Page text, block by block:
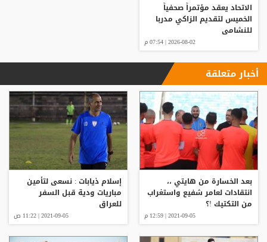
الاتحاد يعقد مؤتمراً صحفياً
الخميس لتقديم الزاكي مدربا
للنشامى
2026-08-02 | 07:54 م
أخبار متعلقة
بعد الخسارة من هايتي ،،
انتقادات لعامر شفيع واستغراب
من التكتيك !؟
2021-09-05 | 12:59 م
إسلام ذيابات : نسعى لتأمين
مباريات ودية قبل السفر
للعراق
2021-09-05 | 11:22 ص